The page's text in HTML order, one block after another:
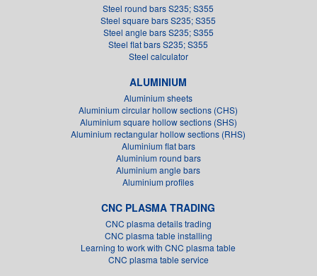
Steel round bars S235; S355
Steel square bars S235; S355
Steel angle bars S235; S355
Steel flat bars S235; S355
Steel calculator
ALUMINIUM
Aluminium sheets
Aluminium circular hollow sections (CHS)
Aluminium square hollow sections (SHS)
Aluminium rectangular hollow sections (RHS)
Aluminium flat bars
Aluminium round bars
Aluminium angle bars
Aluminium profiles
CNC PLASMA TRADING
CNC plasma details trading
CNC plasma table installing
Learning to work with CNC plasma table
CNC plasma table service